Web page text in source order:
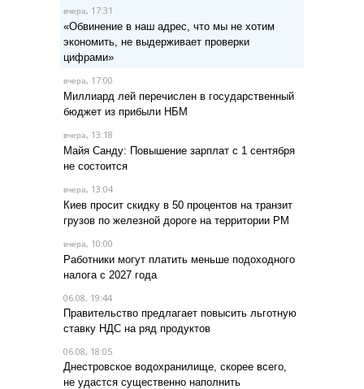
вчера, 17:31
«Обвинение в наш адрес, что мы не хотим
экономить, не выдерживает проверки
цифрами»
вчера, 17:00
Миллиард лей перечислен в государственный
бюджет из прибыли НБМ
вчера, 13:18
Майя Санду: Повышение зарплат с 1 сентября
не состоится
вчера, 13:04
Киев просит скидку в 50 процентов на транзит
грузов по железной дороге на территории РМ
вчера, 10:00
Работники могут платить меньше подоходного
налога с 2027 года
06.08, 19:44
Правительство предлагает повысить льготную
ставку НДС на ряд продуктов
06.08, 18:05
Днестровское водохранилище, скорее всего,
не удастся существенно наполнить